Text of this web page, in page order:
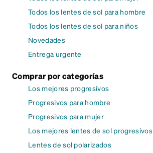
Todos los lentes de sol para hombre
Todos los lentes de sol para niños
Novedades
Entrega urgente
Comprar por categorías
Los mejores progresivos
Progresivos para hombre
Progresivos para mujer
Los mejores lentes de sol progresivos
Lentes de sol polarizados